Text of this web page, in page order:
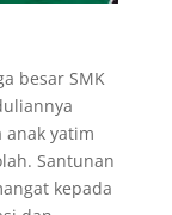
besar SMK
yatim
Santunan
kepada